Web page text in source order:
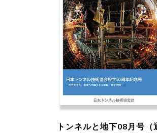
トンネルと地下08月号（